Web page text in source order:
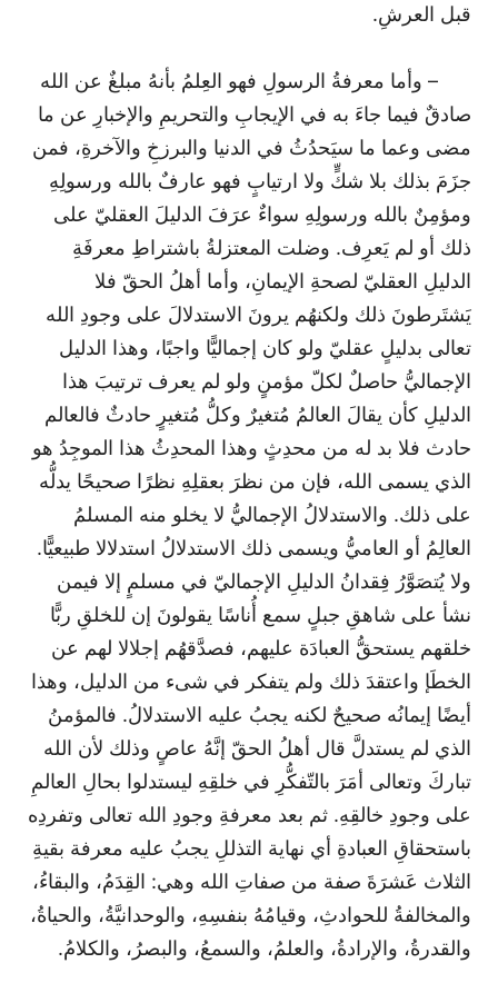
قبل العرشِ.
– وأما معرفةُ الرسولِ فهو العِلمُ بأنهُ مبلغٌ عن الله
صادقٌ فيما جاءَ به في الإيجابِ والتحريمِ والإخبارِ عن ما
مضى وعما ما سيَحدُثُ في الدنيا والبرزخِ والآخرةِ، فمن
جزَمَ بذلك بلا شكٍّ ولا ارتيابٍ فهو عارفٌ بالله ورسولِهِ
ومؤمِنٌ بالله ورسولِهِ سواءٌ عرَفَ الدليلَ العقليّ على
ذلك أو لم يَعرِف. وضلت المعتزلةُ باشتراطِ معرفَةِ
الدليلِ العقليّ لصحةِ الإيمانِ، وأما أهلُ الحقّ فلا
يَشتَرطونَ ذلك ولكنهُم يرونَ الاستدلالَ على وجودِ الله
تعالى بدليلٍ عقليّ ولو كان إجماليًّا واجبًا، وهذا الدليل
الإجماليُّ حاصلٌ لكلّ مؤمنٍ ولو لم يعرف ترتيبَ هذا
الدليلِ كأن يقالَ العالمُ مُتغيرٌ وكلُّ مُتغيرٍ حادثٌ فالعالم
حادث فلا بد له من محدِثٍ وهذا المحدِثُ هذا الموجِدُ هو
الذي يسمى الله، فإن من نظرَ بعقلِهِ نظرًا صحيحًا يدلُّه
على ذلك. والاستدلالُ الإجماليُّ لا يخلو منه المسلمُ
العالِمُ أو العاميُّ ويسمى ذلك الاستدلالُ استدلالا طبيعيًّا.
ولا يُتصَوَّرُ فِقدانُ الدليلِ الإجماليّ في مسلمٍ إلا فيمن
نشأ على شاهقِ جبلٍ سمع أُناسًا يقولونَ إن للخلقِ ربًّا
خلقهم يستحقُّ العبادَة عليهم، فصدَّقهُم إجلالا لهم عن
الخطَإ واعتقدَ ذلك ولم يتفكر في شىء من الدليل، وهذا
أيضًا إيمانُه صحيحٌ لكنه يجبُ عليه الاستدلالُ. فالمؤمنُ
الذي لم يستدلَّ قال أهلُ الحقّ إنَّهُ عاصٍ وذلك لأن الله
تباركَ وتعالى أمَرَ بالتّفكُّرِ في خلقِهِ ليستدلوا بحالِ العالمِ
على وجودِ خالقِهِ. ثم بعد معرفةِ وجودِ الله تعالى وتفردِه
باستحقاقِ العبادةِ أي نهاية التذللِ يجبُ عليه معرفة بقيةِ
الثلاث عَشرَةَ صفة من صفاتِ الله وهي: القِدَمُ، والبقاءُ،
والمخالفةُ للحوادثِ، وقيامُهُ بنفسِهِ، والوحدانيَّةُ، والحياةُ،
والقدرةُ، والإرادةُ، والعلمُ، والسمعُ، والبصرُ، والكلامُ.